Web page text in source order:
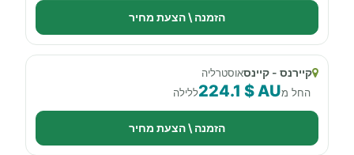
הזמנה \ הצעת מחיר
קיירנס - קיינסאוסטרליה
החל מ224.1 $ AUללילה
הזמנה \ הצעת מחיר